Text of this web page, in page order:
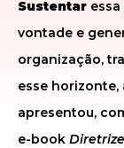
Sustentar
vontade e
organização,
esse horizonte,
apresentou,
e-book